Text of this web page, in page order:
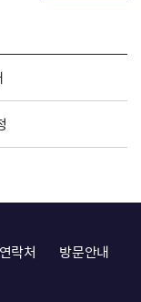
락처
방문안내